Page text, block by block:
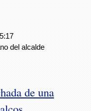
del alcalde
de una